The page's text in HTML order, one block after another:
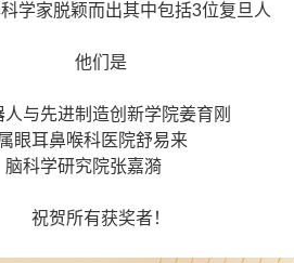
学家脱颖而出其中包括3位复旦人
他们是
人与先进制造创新学院姜育刚
眼耳鼻喉科医院舒易来
脑科学研究院张嘉漪
祝贺所有获奖者！